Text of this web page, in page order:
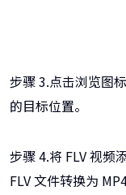
步骤 3.点击浏览图
的目标位置。
步骤 4.将 FLV 视
FLV 文件转换为 MP4